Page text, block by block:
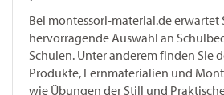
Bei montessori-material.de erwartet
hervorragende Auswahl an
Schulen. Unter anderem finden Sie
Produkte, Lernmaterialien und
wie Übungen der Still und